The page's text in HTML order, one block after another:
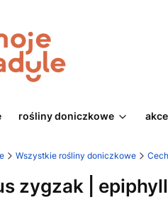
rośliny doniczkowe
Wszystkie rośliny doniczkowe
zygzak |